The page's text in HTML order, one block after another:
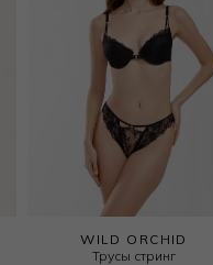
WILD ORCHID
Трусы стринг